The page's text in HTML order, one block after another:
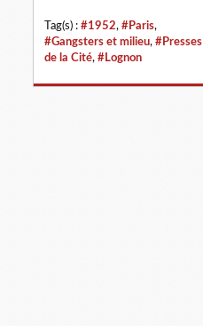
Tag(s) : #1952, #Paris,
#Gangsters et milieu, #Presses
de la Cité, #Lognon